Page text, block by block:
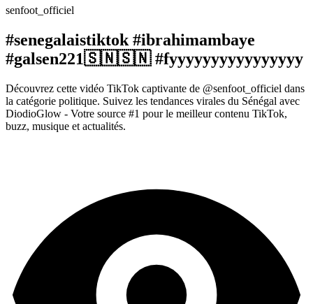
senfoot_officiel
#senegalaistiktok #ibrahimambaye
#galsen221🇸🇳🇸🇳 #fyyyyyyyyyyyyyyyy
Découvrez cette vidéo TikTok captivante de @senfoot_officiel dans
la catégorie politique. Suivez les tendances virales du Sénégal avec
DiodioGlow - Votre source #1 pour le meilleur contenu TikTok,
buzz, musique et actualités.